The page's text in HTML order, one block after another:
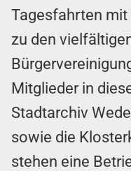
Tagesfahrten
zu den
Mitglieder in
Stadtarchiv
sowie die
stehen eine